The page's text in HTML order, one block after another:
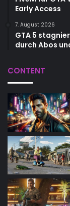
Early Access
7. August 2026
GTA 5
durch Abos
CONTENT